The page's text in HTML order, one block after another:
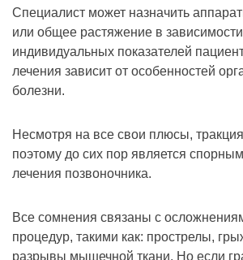
Специалист может назначить
или общее растяжение в
индивидуальных показателей
лечения зависит от особенностей
болезни.
Несмотря на все свои плюсы,
поэтому до сих пор является
лечения позвоночника.
Все сомнения связаны с
процедур, такими как: прострелы,
разрывы мышечной ткани. Но если